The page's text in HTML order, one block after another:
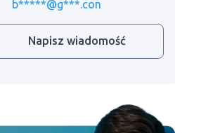
b*****@g***.con
Napisz wiadomość